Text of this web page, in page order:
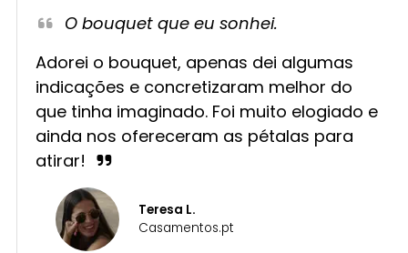
O bouquet que eu sonhei.
Adorei o bouquet, apenas dei algumas
indicações e concretizaram melhor do
que tinha imaginado. Foi muito elogiado e
ainda nos ofereceram as pétalas para
atirar!
Teresa L.
Casamentos.pt